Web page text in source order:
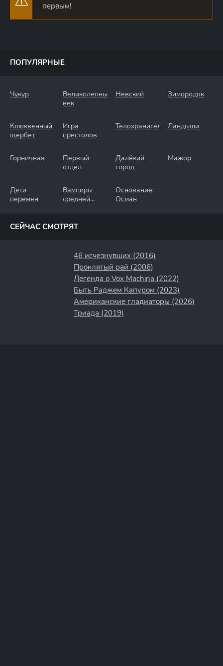
первым!
ПОПУЛЯРНЫЕ
Чукур
Великолепный
век
Невский Зимородок
Клюквенный
щербет
Игра
престолов
Телохранители Ландыши
Горничная
Первый
отдел
Далёкий
город
Мажор
Дети
перемен
Вампиры
средней
Основание:
Осман
СЕЙЧАС СМОТРЯТ
46 исчезнувших (2016)
Проклятый рай (2006)
Легенда о Vox Machina (2022)
Быть Раджем Капуром (2023)
Американские гладиаторы (2026)
Триада (2019)